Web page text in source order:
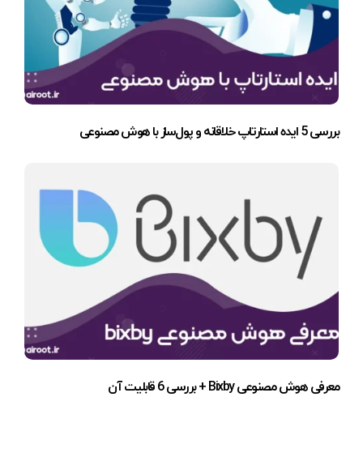
بررسی 5 ایده استارتاپ خلاقانه و پول‌ساز با هوش مصنوعی
معرفی هوش مصنوعی Bixby + بررسی 6 قابلیت آن